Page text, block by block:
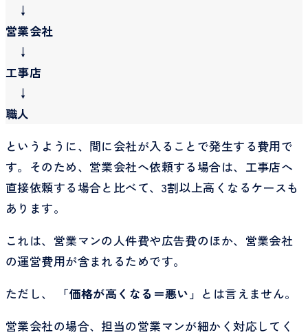
↓
営業会社
↓
工事店
↓
職人
というように、間に会社が入ることで発生する費用で
す。そのため、営業会社へ依頼する場合は、工事店へ
直接依頼する場合と比べて、3割以上高くなるケースも
あります。
これは、営業マンの人件費や広告費のほか、営業会社
の運営費用が含まれるためです。
ただし、
「価格が高くなる＝悪い」 とは言えません。
営業会社の場合、担当の営業マンが細かく対応してく